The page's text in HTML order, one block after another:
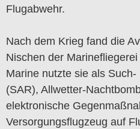
Flugabwehr.
Nach dem Krieg fand die
Nischen der
Marine nutzte sie als
(SAR), Allwetter-
elektronische
Versorgungsflugzeug auf